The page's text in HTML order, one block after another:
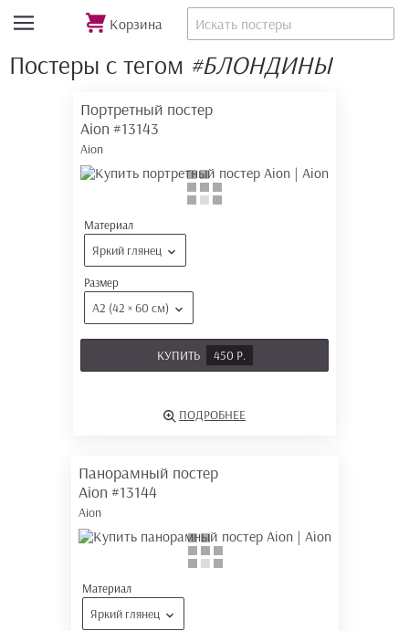
Корзина
Постеры с тегом #БЛОНДИНЫ
Портретный постер
Aion #13143
Aion
Материал
Яркий глянец
Размер
А2 (42 × 60 см)
КУПИТЬ 450 Р.
ПОДРОБНЕЕ
Панорамный постер
Aion #13144
Aion
Материал
Яркий глянец